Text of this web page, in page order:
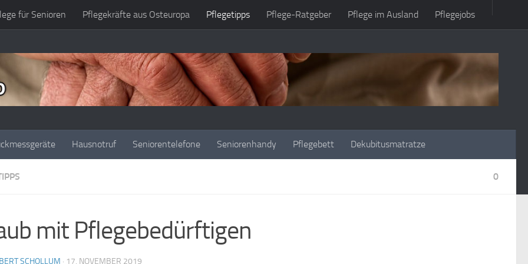
für Senioren Pflegekräfte aus Osteuropa Pflegetipps Pflege-Ratgeber Pflege im Ausland Pflegejobs
Hausnotruf Seniorentelefone Seniorenhandy Pflegebett Dekubitusmatratze
0
mit Pflegebedürftigen
SCHOLLUM · 17. NOVEMBER 2019